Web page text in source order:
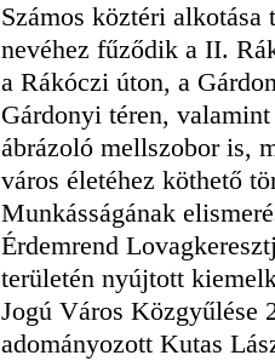
Számos köztéri alkotása
nevéhez fűződik a II.
a Rákóczi úton, a
Gárdonyi téren,
ábrázoló mellszobor is,
város életéhez köthető
Munkásságának
Érdemrend
területén nyújtott
Jogú Város Közgyűlése
adományozott Kutas